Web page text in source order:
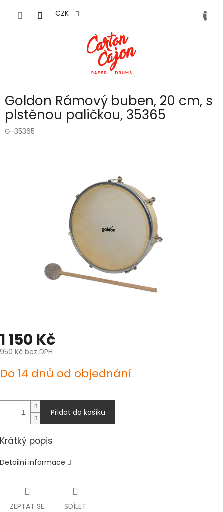
CZK
Goldon Rámový buben, 20 cm, s
plstěnou paličkou, 35365
G-35365
1 150 Kč
950 Kč bez DPH
cena:
Do 14 dnů od objednání
Přidat do košíku
Krátký popis
Detailní informace
ZEPTAT SE SDÍLET